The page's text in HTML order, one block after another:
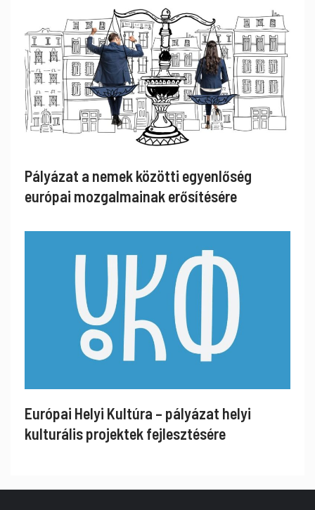
Pályázat a nemek közötti egyenlőség
európai mozgalmainak erősítésére
Európai Helyi Kultúra – pályázat helyi
kulturális projektek fejlesztésére